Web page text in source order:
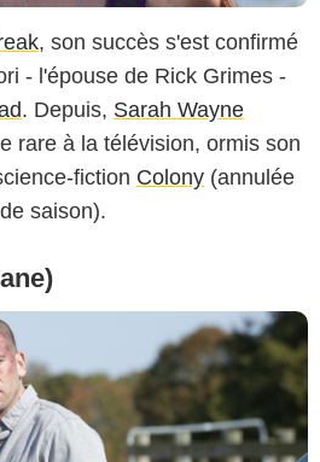
, son succès s'est confirmé
- l'épouse de Rick Grimes -
. Depuis, Sarah Wayne
rare à la télévision, ormis son
fiction Colony (annulée
saison).